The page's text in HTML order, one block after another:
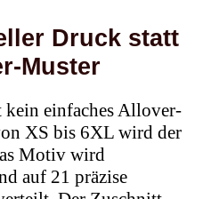
Druck statt
Muster
kein einfaches Allover-
XS bis 6XL wird der
Motiv wird
auf 21 präzise